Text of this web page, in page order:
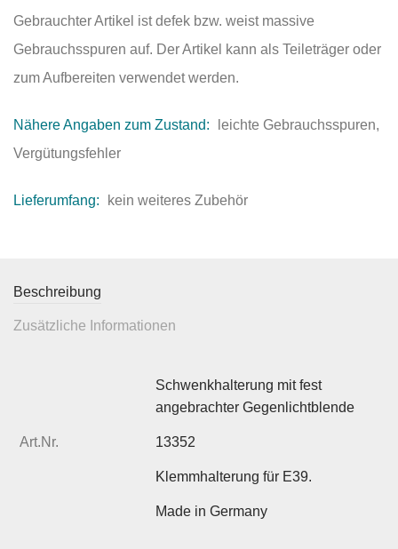
Gebrauchter Artikel ist defek bzw. weist massive
Gebrauchsspuren auf. Der Artikel kann als Teileträger oder
zum Aufbereiten verwendet werden.
Nähere Angaben zum Zustand:
leichte Gebrauchsspuren,
Vergütungsfehler
Lieferumfang: kein weiteres Zubehör
Beschreibung
Zusätzliche Informationen
Schwenkhalterung mit fest
angebrachter Gegenlichtblende
Art.Nr. 13352
Klemmhalterung für E39.
Made in Germany